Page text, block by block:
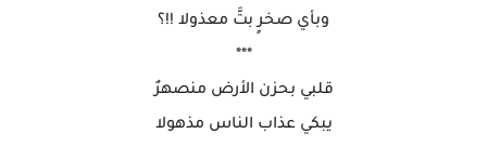
وبأي صخرٍ بتَّ معذولا !!؟
***
قلبي بحزن الأرض منصهرٌ
يبكي عذاب الناس مذهولا